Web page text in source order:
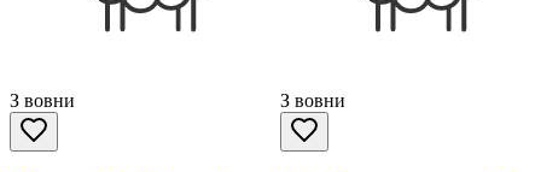
З вовни З вовни